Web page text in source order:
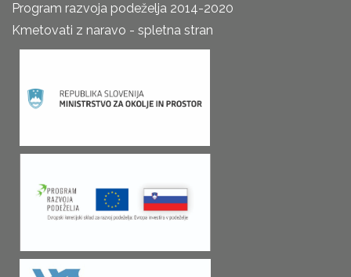
Program razvoja podeželja 2014-2020
Kmetovati z naravo - spletna stran